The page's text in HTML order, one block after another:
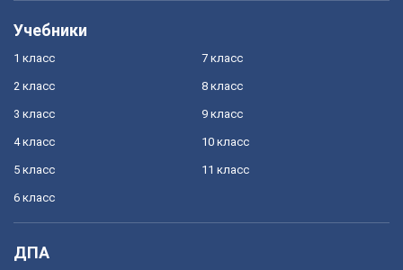
Учебники
1 класс
2 класс
3 класс
4 класс
5 класс
6 класс
7 класс
8 класс
9 класс
10 класс
11 класс
ДПА